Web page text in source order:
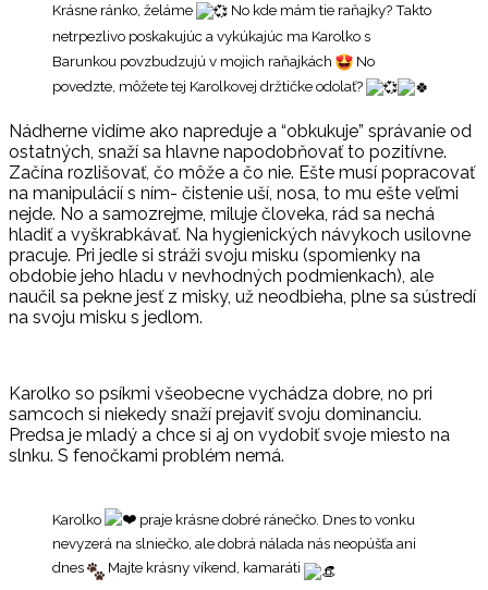
Krásne ránko, želáme
No kde mám tie raňajky? Takto
netrpezlivo poskakujúc a vykúkajúc ma Karolko s
Barunkou povzbudzujú v mojich raňajkách
No
povedzte, môžete tej Karolkovej držtičke odolať?
Nádherne vidíme ako napreduje a “obkukuje” správanie od
ostatných, snaží sa hlavne napodobňovať to pozitívne.
Začína rozlišovať, čo môže a čo nie. Ešte musí popracovať
na manipulácií s ním- čistenie uší, nosa, to mu ešte veľmi
nejde. No a samozrejme, miluje človeka, rád sa nechá
hladiť a vyškrabkávať. Na hygienických návykoch usilovne
pracuje. Pri jedle si stráži svoju misku (spomienky na
obdobie jeho hladu v nevhodných podmienkach), ale
naučil sa pekne jesť z misky, už neodbieha, plne sa sústredí
na svoju misku s jedlom.
Karolko so psíkmi všeobecne vychádza dobre, no pri
samcoch si niekedy snaží prejaviť svoju dominanciu.
Predsa je mladý a chce si aj on vydobiť svoje miesto na
slnku. S fenočkami problém nemá.
Karolko
praje krásne dobré ránečko. Dnes to vonku
nevyzerá na slniečko, ale dobrá nálada nás neopúšťa ani
dnes
Majte krásny víkend, kamaráti